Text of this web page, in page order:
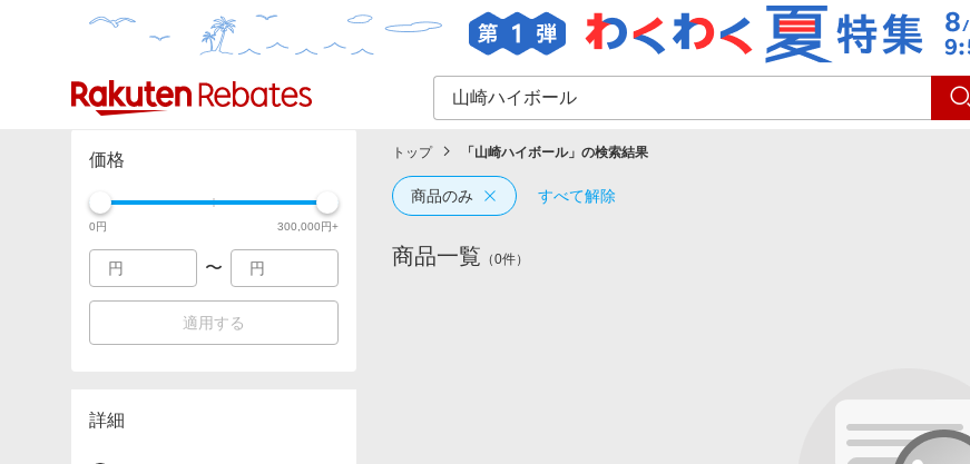
カテゴリー一覧 イベント一覧 ショッピング
価格
0円 300,000円+
〜
適用する
詳細
トップ 「 山崎ハイボール」の検索結果
商品のみ すべて解除
商品一覧 （0件）